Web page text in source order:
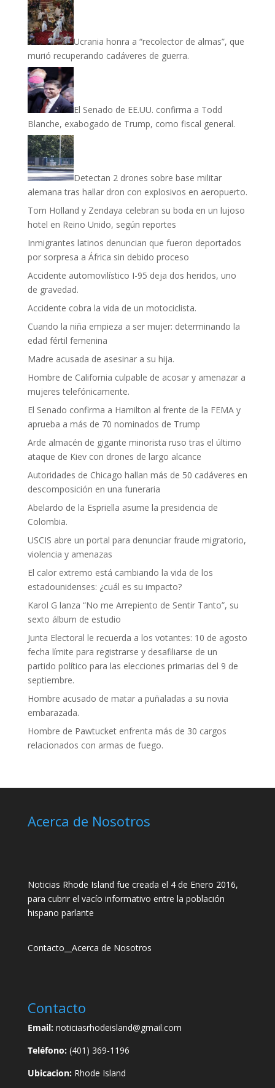
Ucrania honra a “recolector de almas”, que
murió recuperando cadáveres de guerra.
El Senado de EE.UU. confirma a Todd
Blanche, exabogado de Trump, como fiscal general.
Detectan 2 drones sobre base militar
alemana tras hallar dron con explosivos en aeropuerto.
Tom Holland y Zendaya celebran su boda en un lujoso
hotel en Reino Unido, según reportes
Inmigrantes latinos denuncian que fueron deportados
por sorpresa a África sin debido proceso
Accidente automovilístico I-95 deja dos heridos, uno
de gravedad.
Accidente cobra la vida de un motociclista.
Cuando la niña empieza a ser mujer: determinando la
edad fértil femenina
Madre acusada de asesinar a su hija.
Hombre de California culpable de acosar y amenazar a
mujeres telefónicamente.
El Senado confirma a Hamilton al frente de la FEMA y
aprueba a más de 70 nominados de Trump
Arde almacén de gigante minorista ruso tras el último
ataque de Kiev con drones de largo alcance
Autoridades de Chicago hallan más de 50 cadáveres en
descomposición en una funeraria
Abelardo de la Espriella asume la presidencia de
Colombia.
USCIS abre un portal para denunciar fraude migratorio,
violencia y amenazas
El calor extremo está cambiando la vida de los
estadounidenses: ¿cuál es su impacto?
Karol G lanza “No me Arrepiento de Sentir Tanto”, su
sexto álbum de estudio
Junta Electoral le recuerda a los votantes: 10 de agosto
fecha límite para registrarse y desafiliarse de un
partido político para las elecciones primarias del 9 de
septiembre.
Hombre acusado de matar a puñaladas a su novia
embarazada.
Hombre de Pawtucket enfrenta más de 30 cargos
relacionados con armas de fuego.
Acerca de Nosotros
Noticias Rhode Island fue creada el 4 de Enero 2016,
para cubrir el vacío informativo entre la población
hispano parlante
Contacto Acerca de Nosotros
Contacto
Email:noticiasrhodeisland@gmail.com
Teléfono:(401) 369-1196
Ubicacion:Rhode Island